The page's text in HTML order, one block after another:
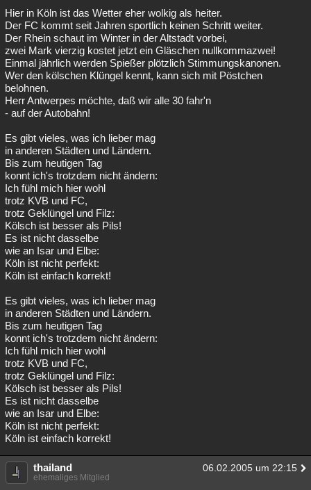
Hier in Köln ist das Wetter eher wolkig als heiter.
Der FC kommt seit Jahren sportlich keinen Schritt weiter.
Der Rhein schaut im Winter in der Altstadt vorbei,
zwei Mark vierzig kostet jetzt ein Gläschen nullkommazwei!
Einmal jährlich werden Spießer plötzlich Stimmungskanonen.
Wer den kölschen Klüngel kennt, kann sich mit Pöstchen
belohnen.
Herr Antwerpes möchte, daß wir alle 30 fahr'n
- auf der Autobahn!
Es gibt vieles, was ich lieber mag
in anderen Städten und Ländern.
Bis zum heutigen Tag
konnt ich's trotzdem nicht ändern:
Ich fühl mich hier wohl
trotz KVB und FC,
trotz Geklüngel und Filz:
Kölsch ist besser als Pils!
Es ist nicht dasselbe
wie an Isar und Elbe:
Köln ist nicht perfekt:
Köln ist einfach korrekt!
Es gibt vieles, was ich lieber mag
in anderen Städten und Ländern.
Bis zum heutigen Tag
konnt ich's trotzdem nicht ändern:
Ich fühl mich hier wohl
trotz KVB und FC,
trotz Geklüngel und Filz:
Kölsch ist besser als Pils!
Es ist nicht dasselbe
wie an Isar und Elbe:
Köln ist nicht perfekt:
Köln ist einfach korrekt!
thailand 06.02.2005 um 22:15
ehemaliges Mitglied